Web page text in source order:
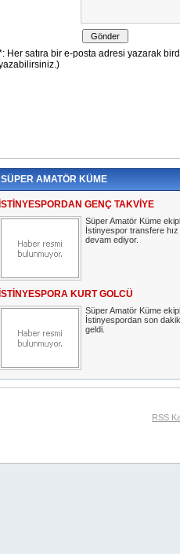
SÜPER AMATÖR KÜME
İSTİNYESPORDAN GENÇ TAKVİYE
Süper Amatör Küme
İstinyespor transfere
devam ediyor.
İSTİNYESPORA KURT GOLCÜ
Süper Amatör Küme
İstinyespordan son
geldi.
RSS